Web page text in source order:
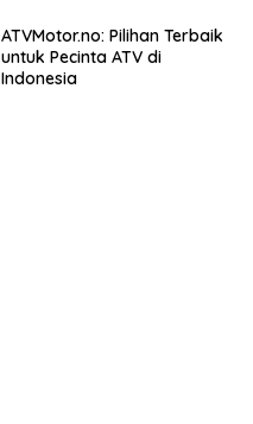
ATVMotor.no: Pilihan Terbaik
untuk Pecinta ATV di
Indonesia